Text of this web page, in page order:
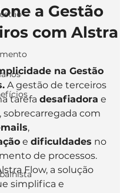
a Gestão
com Alstra
na Gestão
A gestão de terceiros
tarefa desafiadora e
, sobrecarregada com
,
e dificuldades no
de processos.
Flow, a solução
simplifica e